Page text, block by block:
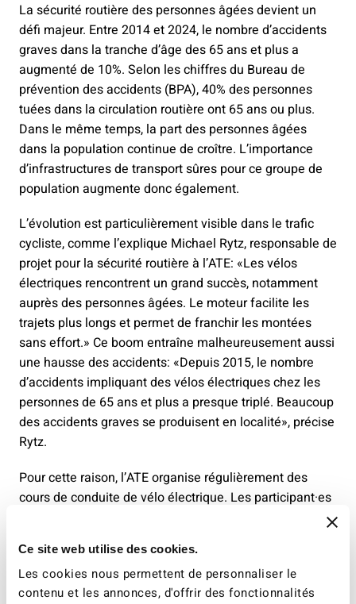
Ce site web utilise des cookies.
Les cookies nous permettent de personnaliser le
contenu et les annonces, d'offrir des fonctionnalités
La sécurité routière des personnes âgées devient un
défi majeur. Entre 2014 et 2024, le nombre d’accidents
graves dans la tranche d’âge des 65 ans et plus a
augmenté de 10%. Selon les chiffres du Bureau de
prévention des accidents (BPA), 40% des personnes
tuées dans la circulation routière ont 65 ans ou plus.
Dans le même temps, la part des personnes âgées
dans la population continue de croître. L’importance
d’infrastructures de transport sûres pour ce groupe de
population augmente donc également.
L’évolution est particulièrement visible dans le trafic
cycliste, comme l’explique Michael Rytz, responsable de
projet pour la sécurité routière à l’ATE: «Les vélos
électriques rencontrent un grand succès, notamment
auprès des personnes âgées. Le moteur facilite les
trajets plus longs et permet de franchir les montées
sans effort.» Ce boom entraîne malheureusement aussi
une hausse des accidents: «Depuis 2015, le nombre
d’accidents impliquant des vélos électriques chez les
personnes de 65 ans et plus a presque triplé. Beaucoup
des accidents graves se produisent en localité», précise
Rytz.
Pour cette raison, l’ATE organise régulièrement des
cours de conduite de vélo électrique. Les participant·es
circulent ainsi de manière plus sûre. L’ATE propose ces
cours d’une demi-journée gratuitement à partir de fin
avril. Un aperçu des dates actuelles ainsi que les